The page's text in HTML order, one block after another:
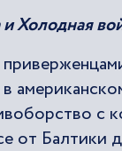
Холодная
в
с
от Балтики